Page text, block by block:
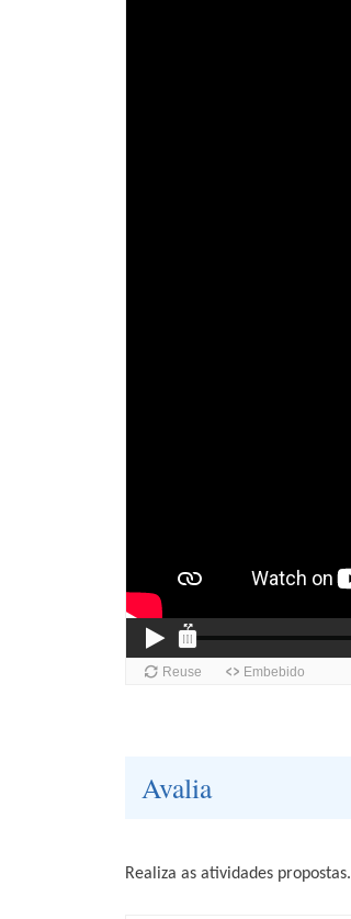
Avalia
Realiza as atividades propostas.